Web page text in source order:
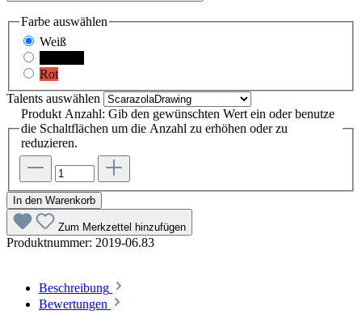
Farbe auswählen
Weiß
Rot
Talents auswählen
Produkt Anzahl: Gib den gewünschten Wert ein oder benutze
die Schaltflächen um die Anzahl zu erhöhen oder zu
reduzieren.
In den Warenkorb
Zum Merkzettel hinzufügen
Produktnummer: 2019-06.83
Beschreibung
Bewertungen